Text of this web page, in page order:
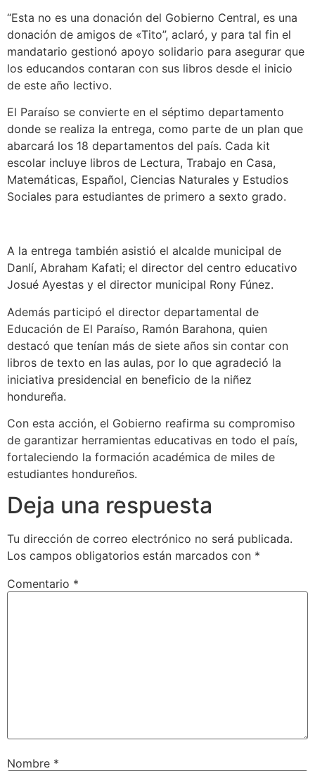
“Esta no es una donación del Gobierno Central, es una
donación de amigos de «Tito”, aclaró, y para tal fin el
mandatario gestionó apoyo solidario para asegurar que
los educandos contaran con sus libros desde el inicio
de este año lectivo.
El Paraíso se convierte en el séptimo departamento
donde se realiza la entrega, como parte de un plan que
abarcará los 18 departamentos del país. Cada kit
escolar incluye libros de Lectura, Trabajo en Casa,
Matemáticas, Español, Ciencias Naturales y Estudios
Sociales para estudiantes de primero a sexto grado.
A la entrega también asistió el alcalde municipal de
Danlí, Abraham Kafati; el director del centro educativo
Josué Ayestas y el director municipal Rony Fúnez.
Además participó el director departamental de
Educación de El Paraíso, Ramón Barahona, quien
destacó que tenían más de siete años sin contar con
libros de texto en las aulas, por lo que agradeció la
iniciativa presidencial en beneficio de la niñez
hondureña.
Con esta acción, el Gobierno reafirma su compromiso
de garantizar herramientas educativas en todo el país,
fortaleciendo la formación académica de miles de
estudiantes hondureños.
Deja una respuesta
Tu dirección de correo electrónico no será publicada.
Los campos obligatorios están marcados con *
Comentario *
Nombre *